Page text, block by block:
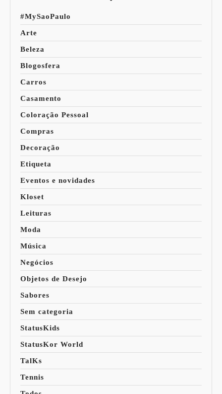
#MySaoPaulo
Arte
Beleza
Blogosfera
Carros
Casamento
Coloração Pessoal
Compras
Decoração
Etiqueta
Eventos e novidades
Kloset
Leituras
Moda
Música
Negócios
Objetos de Desejo
Sabores
Sem categoria
StatusKids
StatusKor World
TalKs
Tennis